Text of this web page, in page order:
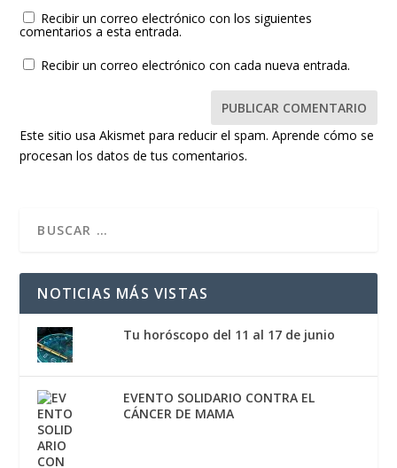
Recibir un correo electrónico con los siguientes
comentarios a esta entrada.
Recibir un correo electrónico con cada nueva entrada.
Este sitio usa Akismet para reducir el spam.Aprende cómo se
procesan los datos de tus comentarios.
NOTICIAS MÁS VISTAS
Tu horóscopo del 11 al 17 de junio
EVENTO SOLIDARIO CONTRA EL
CÁNCER DE MAMA